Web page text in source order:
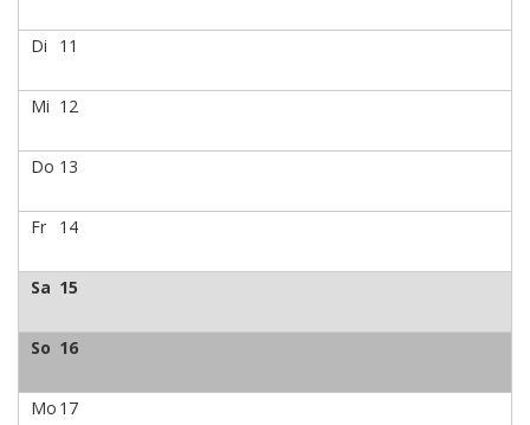
Di 11
Mi 12
Do 13
Fr 14
Sa 15
So 16
Mo 17